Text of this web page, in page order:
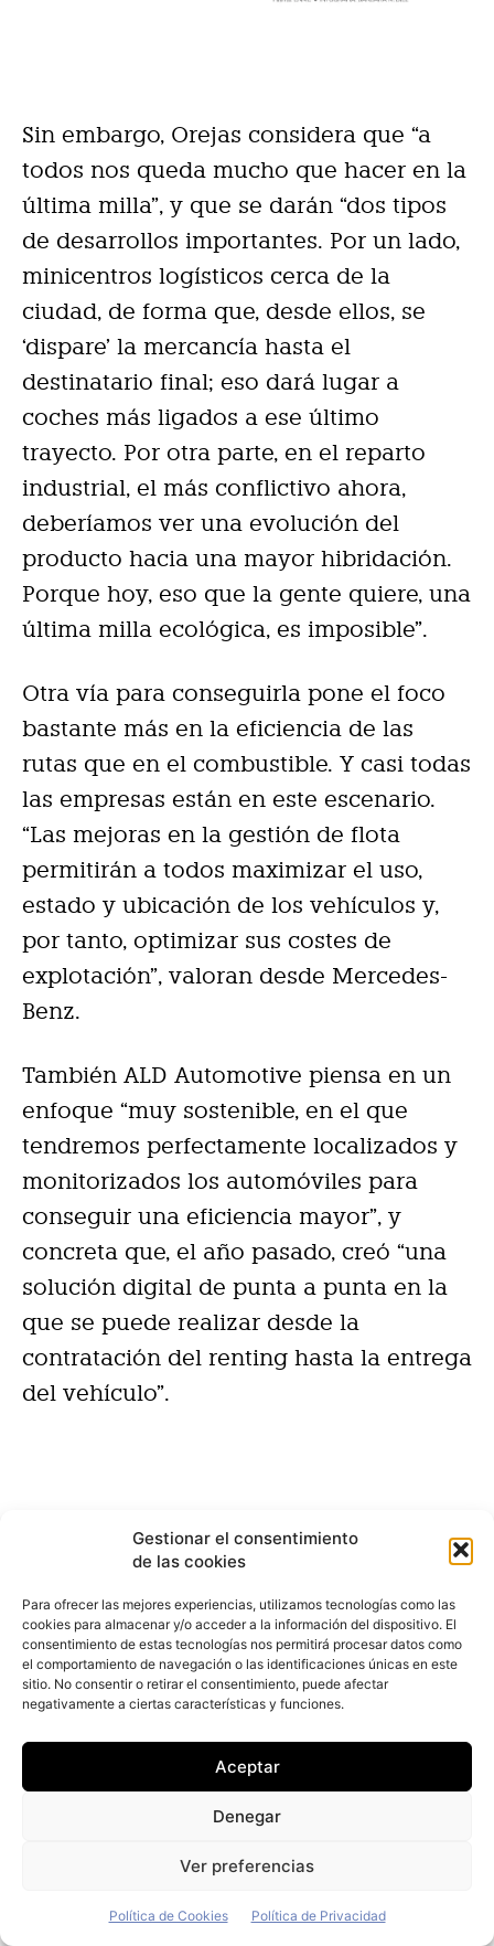
Gestionar el consentimiento
de las cookies
Para ofrecer las mejores experiencias, utilizamos tecnologías como las
cookies para almacenar y/o acceder a la información del dispositivo. El
consentimiento de estas tecnologías nos permitirá procesar datos como
el comportamiento de navegación o las identificaciones únicas en este
sitio. No consentir o retirar el consentimiento, puede afectar
negativamente a ciertas características y funciones.
Aceptar
Denegar
Ver preferencias
Política de Cookies Política de Privacidad
Sin embargo, Orejas considera que “a
todos nos queda mucho que hacer en la
última milla”, y que se darán “dos tipos
de desarrollos importantes. Por un lado,
minicentros logísticos cerca de la
ciudad, de forma que, desde ellos, se
‘dispare’ la mercancía hasta el
destinatario final; eso dará lugar a
coches más ligados a ese último
trayecto. Por otra parte, en el reparto
industrial, el más conflictivo ahora,
deberíamos ver una evolución del
producto hacia una mayor hibridación.
Porque hoy, eso que la gente quiere, una
última milla ecológica, es imposible”.
Otra vía para conseguirla pone el foco
bastante más en la eficiencia de las
rutas que en el combustible. Y casi todas
las empresas están en este escenario.
“Las mejoras en la gestión de flota
permitirán a todos maximizar el uso,
estado y ubicación de los vehículos y,
por tanto, optimizar sus costes de
explotación”, valoran desde Mercedes-
Benz.
También ALD Automotive piensa en un
enfoque “muy sostenible, en el que
tendremos perfectamente localizados y
monitorizados los automóviles para
conseguir una eficiencia mayor”, y
concreta que, el año pasado, creó “una
solución digital de punta a punta en la
que se puede realizar desde la
contratación del renting hasta la entrega
del vehículo”.
Su competidor, Arval, recalca que “los
autónomos con sólo un coche o dos